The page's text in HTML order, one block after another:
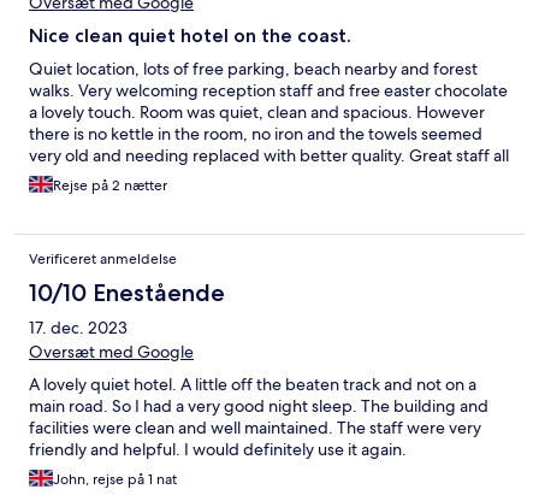
Nice clean quiet hotel on the coast.
Quiet location, lots of free parking, beach nearby and forest
walks. Very welcoming reception staff and free easter chocolate
a lovely touch. Room was quiet, clean and spacious. However
there is no kettle in the room, no iron and the towels seemed
very old and needing replaced with better quality. Great staff all
around and breakfast caters for all tastes, especially9 loved the
make your own waffles.
Rejse på 2 nætter
Verificeret anmeldelse
10/10 Enestående
17. dec. 2023
Oversæt med Google
A lovely quiet hotel. A little off the beaten track and not on a
main road. So I had a very good night sleep. The building and
facilities were clean and well maintained. The staff were very
friendly and helpful. I would definitely use it again.
John, rejse på 1 nat